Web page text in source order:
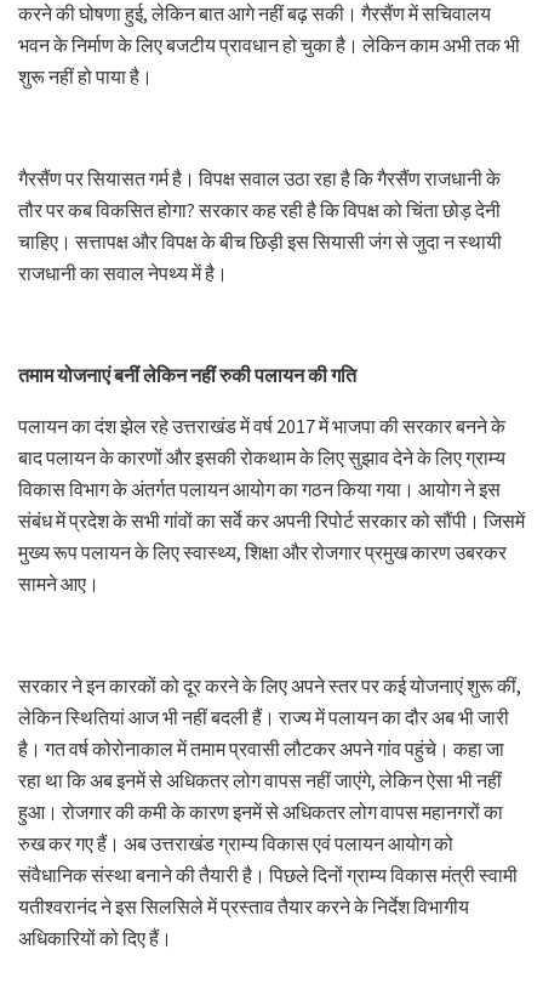
करने की घोषणा हुई, लेकिन बात आगे नहीं बढ़ सकी। गैरसैंण में सचिवालय
भवन के निर्माण के लिए बजटीय प्रावधान हो चुका है। लेकिन काम अभी तक भी
शुरू नहीं हो पाया है।
गैरसैंण पर सियासत गर्म है। विपक्ष सवाल उठा रहा है कि गैरसैंण राजधानी के
तौर पर कब विकसित होगा? सरकार कह रही है कि विपक्ष को चिंता छोड़ देनी
चाहिए। सत्तापक्ष और विपक्ष के बीच छिड़ी इस सियासी जंग से जुदा न स्थायी
राजधानी का सवाल नेपथ्य में है।
तमाम योजनाएं बनीं लेकिन नहीं रुकी पलायन की गति
पलायन का दंश झेल रहे उत्तराखंड में वर्ष 2017 में भाजपा की सरकार बनने के
बाद पलायन के कारणों और इसकी रोकथाम के लिए सुझाव देने के लिए ग्राम्य
विकास विभाग के अंतर्गत पलायन आयोग का गठन किया गया। आयोग ने इस
संबंध में प्रदेश के सभी गांवों का सर्वे कर अपनी रिपोर्ट सरकार को सौंपी। जिसमें
मुख्य रूप पलायन के लिए स्वास्थ्य, शिक्षा और रोजगार प्रमुख कारण उबरकर
सामने आए।
सरकार ने इन कारकों को दूर करने के लिए अपने स्तर पर कई योजनाएं शुरू कीं,
लेकिन स्थितियां आज भी नहीं बदली हैं। राज्य में पलायन का दौर अब भी जारी
है। गत वर्ष कोरोनाकाल में तमाम प्रवासी लौटकर अपने गांव पहुंचे। कहा जा
रहा था कि अब इनमें से अधिकतर लोग वापस नहीं जाएंगे, लेकिन ऐसा भी नहीं
हुआ। रोजगार की कमी के कारण इनमें से अधिकतर लोग वापस महानगरों का
रुख कर गए हैं। अब उत्तराखंड ग्राम्य विकास एवं पलायन आयोग को
संवैधानिक संस्था बनाने की तैयारी है। पिछले दिनों ग्राम्य विकास मंत्री स्वामी
यतीश्वरानंद ने इस सिलसिले में प्रस्ताव तैयार करने के निर्देश विभागीय
अधिकारियों को दिए हैं।